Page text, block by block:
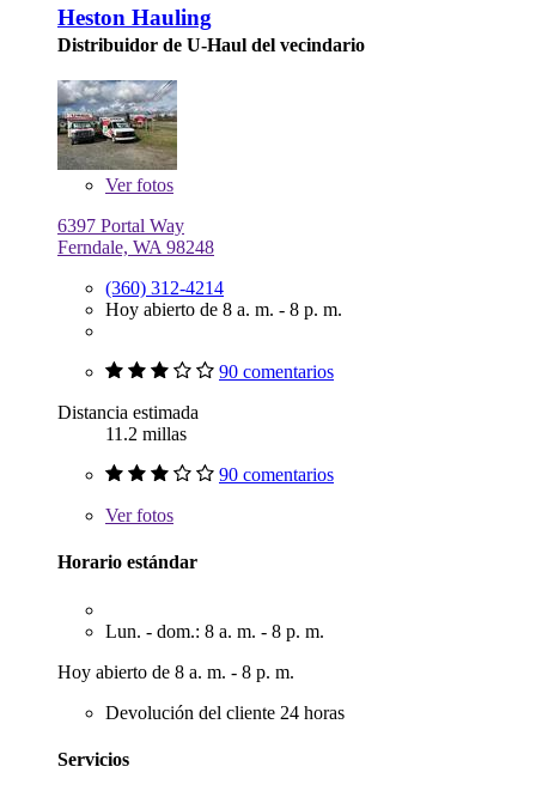
Heston Hauling
Distribuidor de U-Haul del vecindario
Verfotos
6397 Portal Way
Ferndale, WA 98248
(360) 312-4214
Hoy abierto de 8 a. m. - 8 p. m.
90 comentarios
Distancia estimada
11.2 millas
90 comentarios
Verfotos
Horario estándar
Lun. - dom.: 8 a. m. - 8 p. m.
Hoy abierto de 8 a. m. - 8 p. m.
Devolución del cliente 24 horas
Servicios